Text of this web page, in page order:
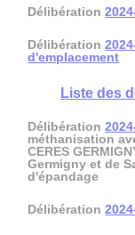
Délibération
Délibération
d'emplacement
Liste des
Délibération
méthanisation
CERES
Germigny et de
d'épandage
Délibération